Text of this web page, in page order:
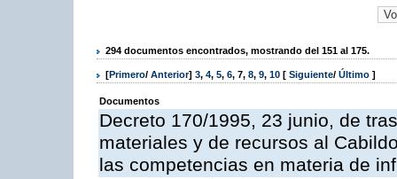
294 documentos encontrados, mostrando del 151 al 175.
[Primero/ Anterior] 3, 4, 5, 6, 7, 8, 9, 10 [ Siguiente/ Último ]
Documentos
Decreto 170/1995, 23 junio, de
materiales y de recursos al
las competencias en materia de